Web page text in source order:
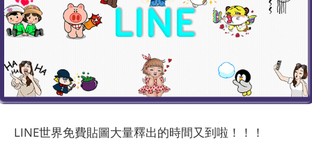
LINE世界免費貼圖大量釋出的時間又到啦！！！